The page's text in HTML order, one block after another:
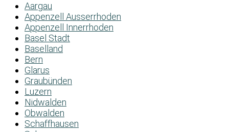
Aargau
Appenzell Ausserrhoden
Appenzell Innerrhoden
Basel Stadt
Baselland
Bern
Glarus
Graubünden
Luzern
Nidwalden
Obwalden
Schaffhausen